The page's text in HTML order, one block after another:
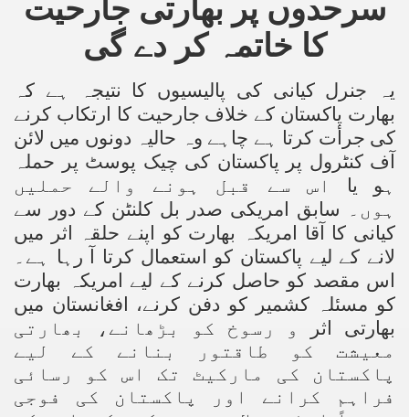
سرحدوں پر بھارتی جارحیت
کا خاتمہ کر دے گی
یہ جنرل کیانی کی پالیسیوں کا نتیجہ ہے کہ
بھارت پاکستان کے خلاف جارحیت کا ارتکاب کرنے
کی جرأت کرتا ہے چاہے وہ حالیہ دونوں میں لائن
آف کنٹرول پر پاکستان کی چیک پوسٹ پر حملہ
ہو یا
اس سے قبل ہونے والے حملیں
ہوں۔ سابق امریکی صدر بل کلنٹن کے دور سے
کیانی کا آقا امریکہ بھارت کو اپنے حلقہ اثر میں
لانے کے لیے پاکستان کو
استعمال کرتا آ
رہا ہے۔
اس مقصد کو حاصل کرنے کے لیے امریکہ بھارت
کو مسئلہ کشمیر کو دفن کرنے، افغانستان میں
بھارتی اثر
و رسوخ کو بڑھانے، بھارتی
معیشت کو طاقتور بنانے کے لیے
پاکستان کی مارکیٹ تک اس کو رسائی
فراہم کرانے اور پاکستان کی فوجی